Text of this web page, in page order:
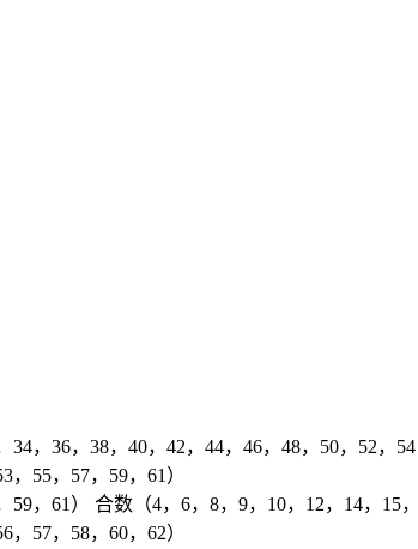
，36，38，40，42，44，46，48，50，52，
55，57，59，61）
，61） 合数（4，6，8，9，10，12，14，15
57，58，60，62）